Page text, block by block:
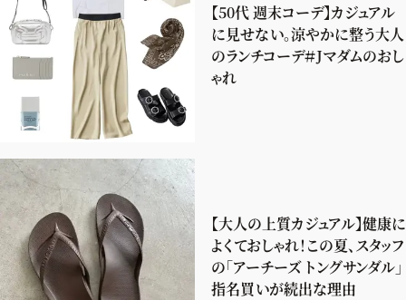
【50代 週末コーデ】カジュアル
に見せない。涼やかに整う大人
のランチコーデ＃Jマダムのおし
ゃれ
【大人の上質カジュアル】健康に
よくておしゃれ！この夏、スタッフ
の「アーチーズ トングサンダル」
指名買いが続出な理由